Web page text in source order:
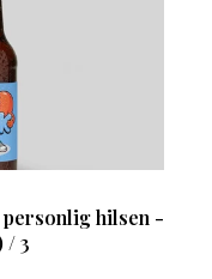
hilsen -
/ 3